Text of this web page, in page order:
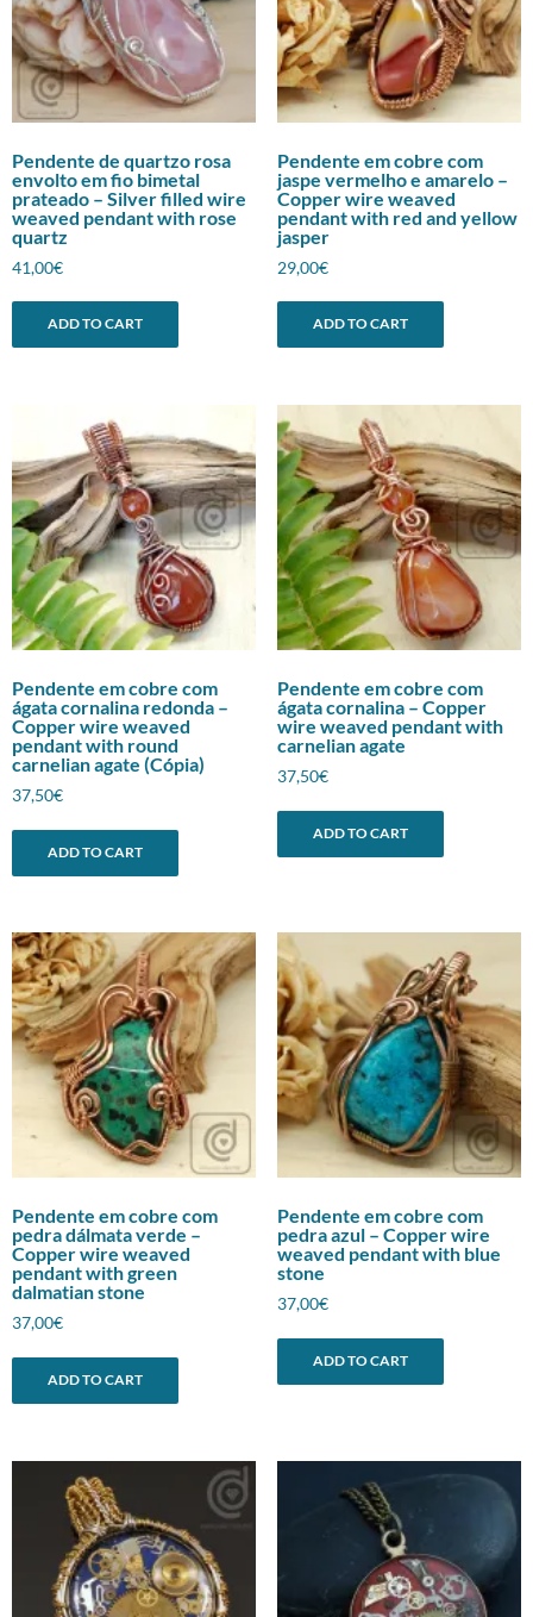
Pendente de quartzo rosa
envolto em fio bimetal
prateado – Silver filled wire
weaved pendant with rose
quartz
41,00€
ADD TO CART
Pendente em cobre com
jaspe vermelho e amarelo –
Copper wire weaved
pendant with red and yellow
jasper
29,00€
ADD TO CART
Pendente em cobre com
ágata cornalina redonda –
Copper wire weaved
pendant with round
carnelian agate (Cópia)
37,50€
ADD TO CART
Pendente em cobre com
ágata cornalina – Copper
wire weaved pendant with
carnelian agate
37,50€
ADD TO CART
Pendente em cobre com
pedra dálmata verde –
Copper wire weaved
pendant with green
dalmatian stone
37,00€
ADD TO CART
Pendente em cobre com
pedra azul – Copper wire
weaved pendant with blue
stone
37,00€
ADD TO CART